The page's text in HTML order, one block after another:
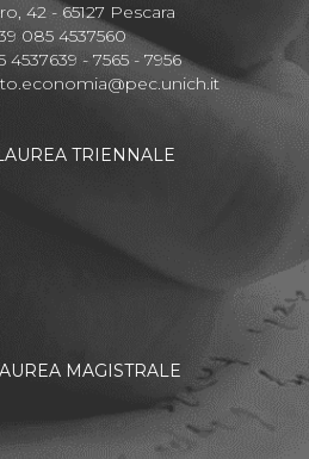
42 - 65127 Pescara
085 4537560
4537639 - 7565 - 7956
TRIENNALE
MAGISTRALE